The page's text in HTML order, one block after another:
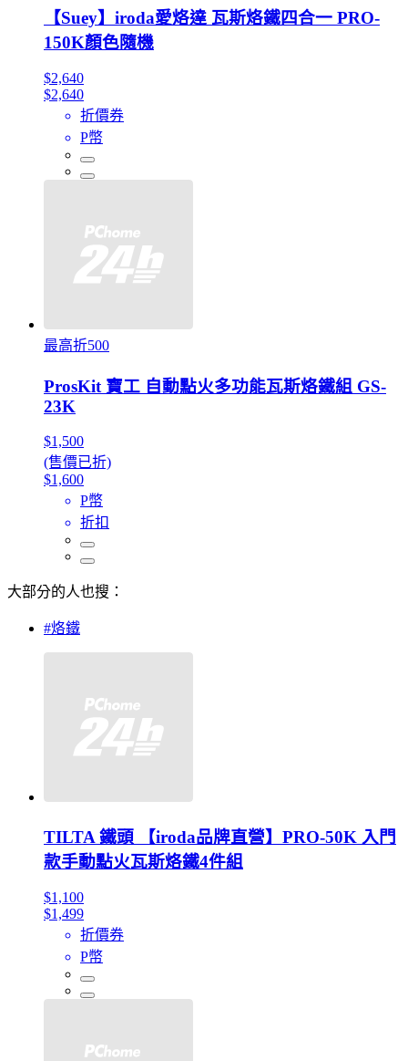
【Suey】iroda愛烙達 瓦斯烙鐵四合一 PRO-
150K顏色隨機
$2,640
$2,640
折價券
P幣
最高折500
ProsKit 寶工 自動點火多功能瓦斯烙鐵組 GS-
23K
$1,500
(售價已折)
$1,600
P幣
折扣
大部分的人也搜：
#烙鐵
TILTA 鐵頭 【iroda品牌直營】PRO-50K 入門
款手動點火瓦斯烙鐵4件組
$1,100
$1,499
折價券
P幣